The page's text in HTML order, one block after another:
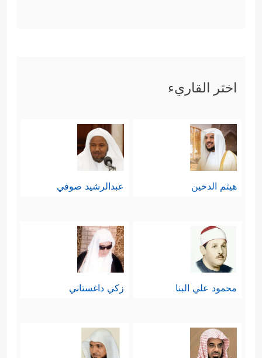
اختر القاريء
هيثم الدخين عبدالرشيد صوفي
محمود علي البنا زكي داغستاني